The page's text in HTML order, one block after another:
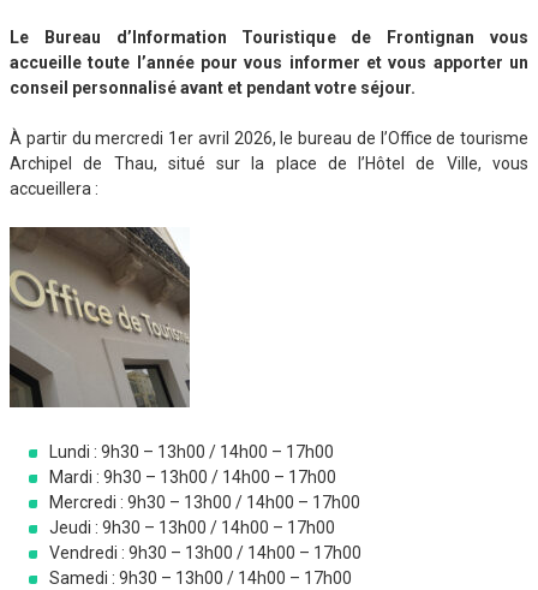
Le Bureau d’Information Touristique de Frontignan vous
accueille toute l’année pour vous informer et vous apporter un
conseil personnalisé avant et pendant votre séjour.
À partir du mercredi 1er avril 2026, le bureau de l’Office de tourisme
Archipel de Thau, situé sur la place de l’Hôtel de Ville, vous
accueillera :
Lundi : 9h30 – 13h00 / 14h00 – 17h00
Mardi : 9h30 – 13h00 / 14h00 – 17h00
Mercredi : 9h30 – 13h00 / 14h00 – 17h00
Jeudi : 9h30 – 13h00 / 14h00 – 17h00
Vendredi : 9h30 – 13h00 / 14h00 – 17h00
Samedi : 9h30 – 13h00 / 14h00 – 17h00